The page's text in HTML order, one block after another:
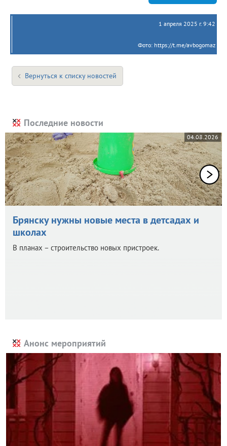
1 апреля 2025 г. 9:42
Фото: https://t.me/avbogomaz
Вернуться к списку новостей
Последние новости
04.08.2026
Брянску нужны новые места в детсадах и
школах
В планах – строительство новых пристроек.
Анонс мероприятий